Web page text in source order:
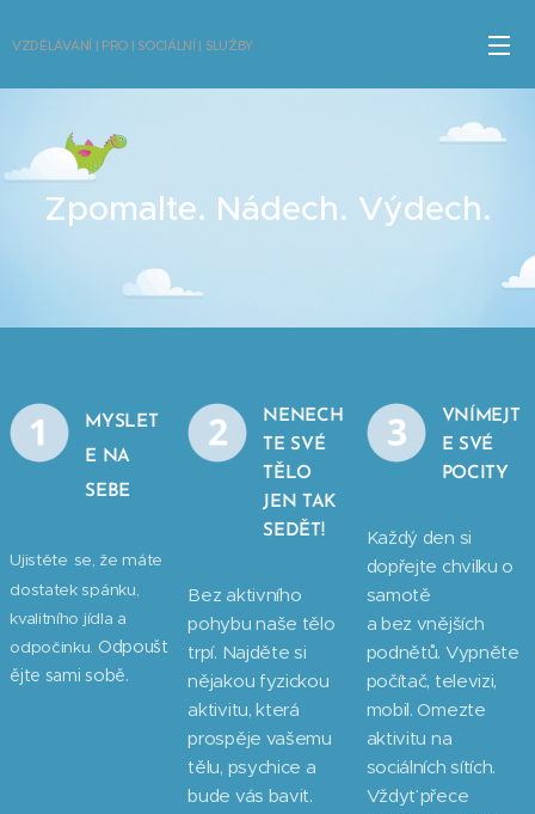
VZDĚLÁVÁNÍ | PRO | SOCIÁLNÍ | SLUŽBY
Zpomalte. Nádech. Výdech.
MYSLET
E NA
SEBE
Ujistěte se, že máte
dostatek spánku,
kvalitního jídla a
odpočinku. Odpoušt
ějte sami sobě.
NENECH
TE SVÉ
TĚLO
JEN TAK
SEDĚT!
Bez aktivního
pohybu naše tělo
trpí. Najděte si
nějakou fyzickou
aktivitu, která
prospěje vašemu
tělu, psychice a
bude vás bavit.
VNÍMEJT
E SVÉ
POCITY
Každý den si
dopřejte chvilku o
samotě
a bez vnějších
podnětů. Vypněte
počítač, televizi,
mobil. Omezte
aktivitu na
sociálních sítích.
Vždyť přece